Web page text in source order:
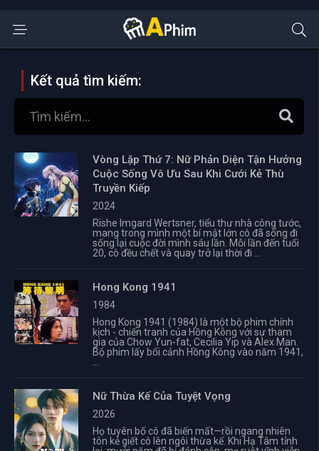
Kết quả tìm kiếm:
Vòng Lặp Thứ 7: Nữ Phản Diện Tận Hưởng
Cuộc Sống Vô Ưu Sau Khi Cưới Kẻ Thù
Truyền Kiếp
2024
Rishe Imgard Wertsner, tiểu thư nhà công tước,
mang trong mình một bí mật lớn cô đã sống đi
sống lại cuộc đời mình sáu lần. Mỗi lần đến tuổi
20, cô đều chết và quay trở lại thời đi ...
Hong Kong 1941
1984
Hong Kong 1941 (1984) là một bộ phim chính
kịch - chiến tranh của Hồng Kông với sự tham
gia của Chow Yun-fat, Cecilia Yip và Alex Man.
Bộ phim lấy bối cảnh Hồng Kông vào năm 1941,
Nữ Thừa Kế Của Tuyệt Vọng
2026
Họ tuyên bố cô đã biến mất—rồi ngang nhiên
tôn kẻ giết cô lên ngôi thừa kế. Khi Hạ Tâm tỉnh